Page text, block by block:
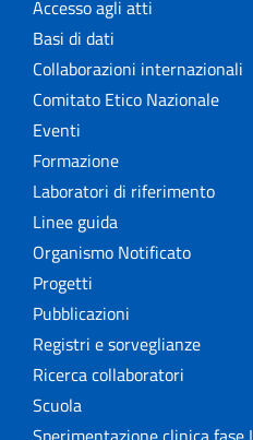
Accesso agli atti
Basi di dati
Collaborazioni internazionali
Comitato Etico Nazionale
Eventi
Formazione
Laboratori di riferimento
Linee guida
Organismo Notificato
Progetti
Pubblicazioni
Registri e sorveglianze
Ricerca collaboratori
Scuola